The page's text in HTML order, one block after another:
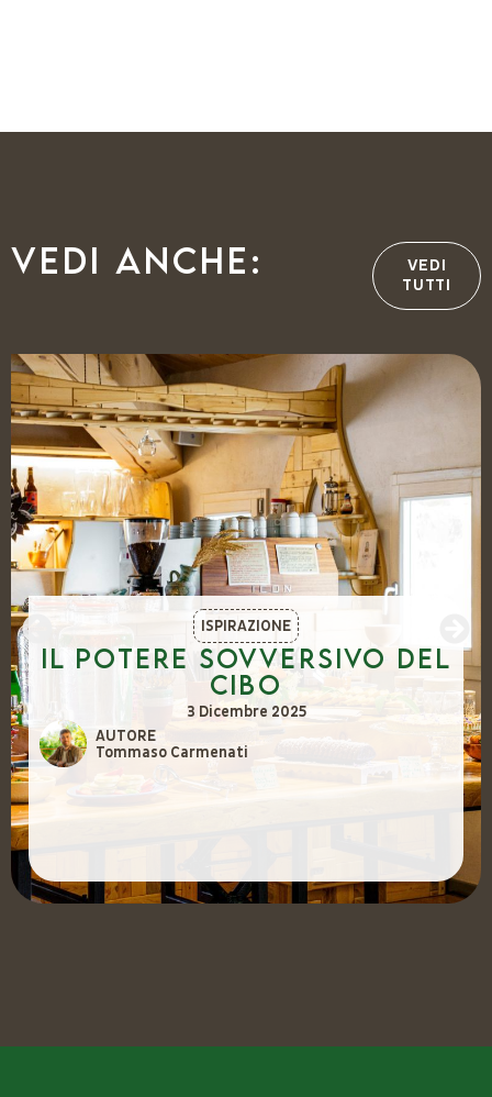
Vedi anche:
VEDI
TUTTI
ISPIRAZIONE
Il potere sovversivo del
cibo
3 Dicembre 2025
AUTORE
Tommaso Carmenati